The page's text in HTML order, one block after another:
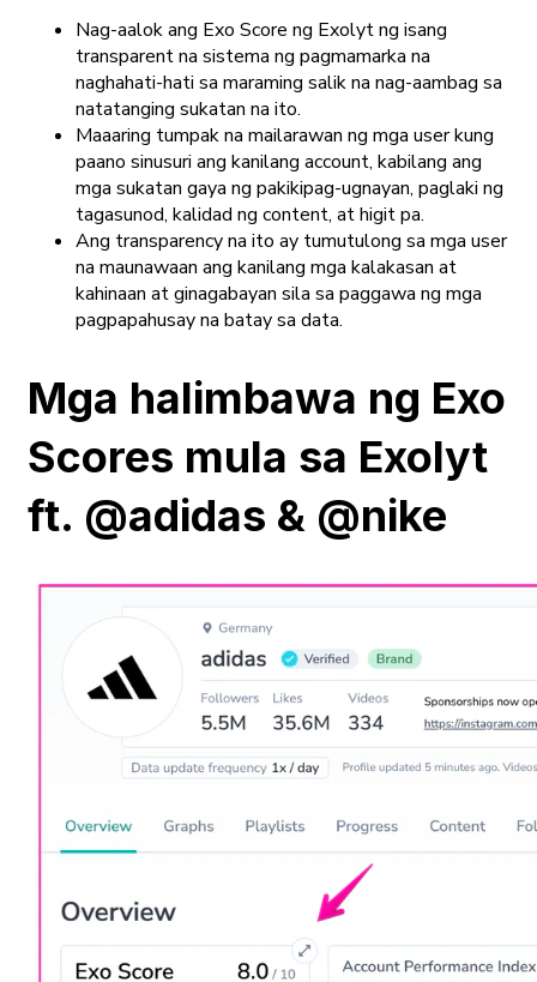
Nag-aalok ang Exo Score ng Exolyt ng isang
transparent na sistema ng pagmamarka na
naghahati-hati sa maraming salik na nag-aambag sa
natatanging sukatan na ito.
Maaaring tumpak na mailarawan ng mga user kung
paano sinusuri ang kanilang account, kabilang ang
mga sukatan gaya ng pakikipag-ugnayan, paglaki ng
tagasunod, kalidad ng content, at higit pa.
Ang transparency na ito ay tumutulong sa mga user
na maunawaan ang kanilang mga kalakasan at
kahinaan at ginagabayan sila sa paggawa ng mga
pagpapahusay na batay sa data.
Mga halimbawa ng Exo
Scores mula sa Exolyt
ft. @adidas & @nike